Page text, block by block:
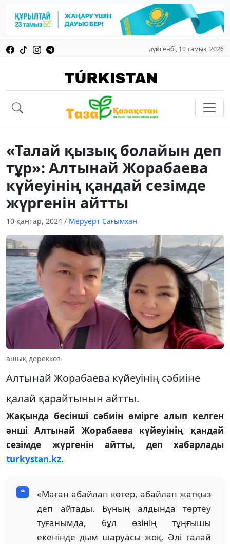
дүйсенбі, 10 тамыз, 2026
«Талай қызық болайын деп
тұр»: Алтынай Жорабаева
күйеуінің қандай сезімде
жүргенін айтты
10 қаңтар, 2024 / Меруерт Сағымхан
ашық дереккөз
Алтынай Жорабаева күйеуінің сәбиіне
қалай қарайтынын айтты.
Жақында бесінші сәбиін өмірге алып келген
әнші Алтынай Жорабаева күйеуінің қандай
сезімде жүргенін айтты, деп хабарлады
turkystan.kz.
«Маған абайлап көтер, абайлап жатқыз
деп айтады. Бұның алдында төртеу
туғанымда, бұл өзінің тұңғышы
екенінде дым шаруасы жоқ. Әлі талай